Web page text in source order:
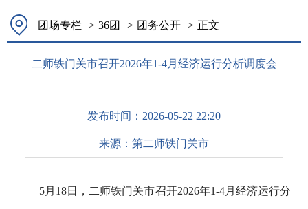
团场专栏 > 36团 > 团务公开 > 正文
二师铁门关市召开2026年1-4月经济运行分析调度会
发布时间： 2026-05-22 22:20
来源： 第二师铁门关市
5月 18日，二师铁门关市召开2026年1-4月经济运行分